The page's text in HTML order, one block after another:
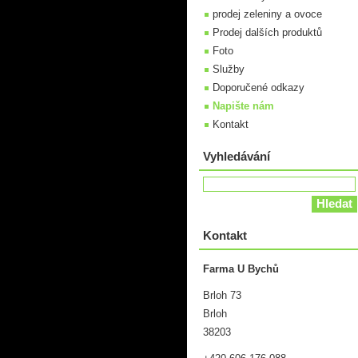
prodej zeleniny a ovoce
Prodej dalších produktů
Foto
Služby
Doporučené odkazy
Napište nám
Kontakt
Vyhledávání
Kontakt
Farma U Bychů
Brloh 73
Brloh
38203